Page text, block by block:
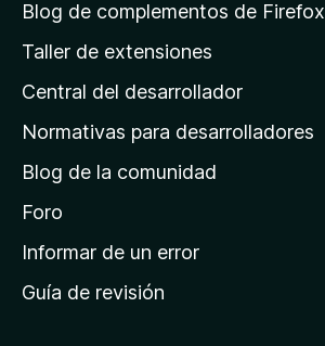
á
n
a
e
i
n
c
Blog de complementos de Firefox
Taller de extensiones
Central del desarrollador
Normativas para desarrolladores
Blog de la comunidad
Foro
Informar de un error
Guía de revisión